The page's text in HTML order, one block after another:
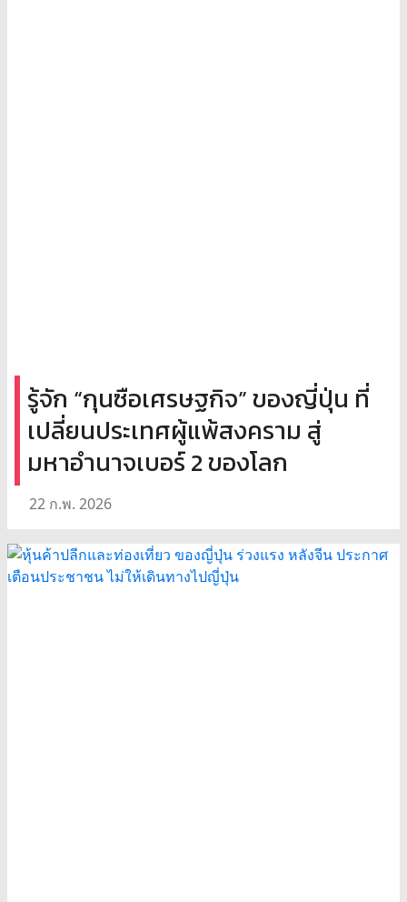
รู้จัก “กุนซือเศรษฐกิจ” ของญี่ปุ่น ที่
เปลี่ยนประเทศผู้แพ้สงคราม สู่
มหาอำนาจเบอร์ 2 ของโลก
22 ก.พ. 2026